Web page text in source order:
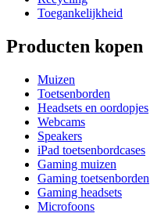
Toegankelijkheid
Producten kopen
Muizen
Toetsenborden
Headsets en oordopjes
Webcams
Speakers
iPad toetsenbordcases
Gaming muizen
Gaming toetsenborden
Gaming headsets
Microfoons